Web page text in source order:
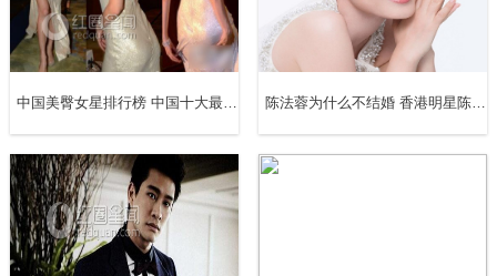
的歌曲，因此当大家看到张杰和林宥嘉合照的时候，都在猜
想难道两个人要合作了，还是说林宥嘉向张杰请教做爸爸的
经验呢!我们知道林宥嘉和丁文琪结婚后就公布了怀孕的消
以有更好的作品!
共3页
中国美臀女星排行榜 中国十大最翘臀明星 陈法蓉为什么不结婚 香港明星陈法蓉现状揭秘